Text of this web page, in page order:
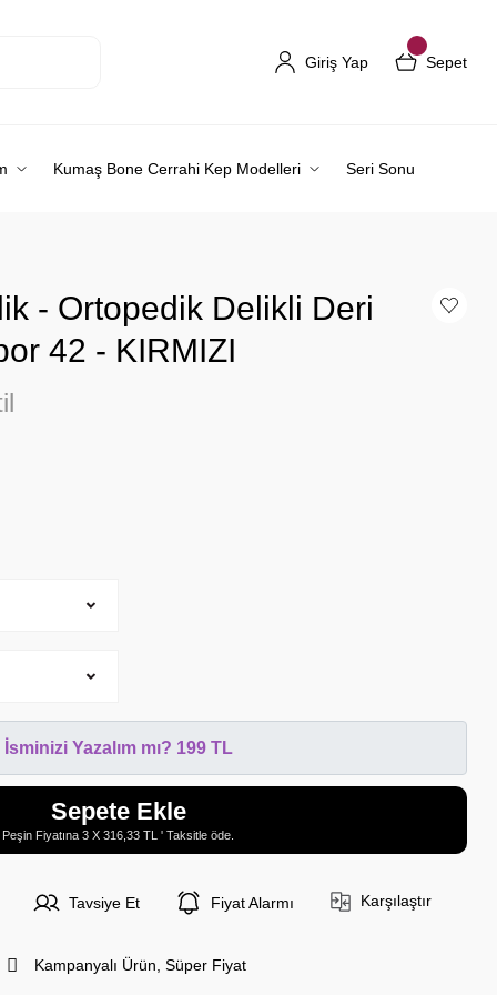
Giriş Yap Sepet
Kumaş Bone Cerrahi Kep Modelleri Seri Sonu
- Ortopedik Delikli Deri
42 - KIRMIZI
İsminizi Yazalım mı? 199 TL
Sepete Ekle
Peşin Fiyatına 3 X 316,33 TL ' Taksitle öde.
Tavsiye Et Fiyat Alarmı Karşılaştır
Kampanyalı Ürün, Süper Fiyat